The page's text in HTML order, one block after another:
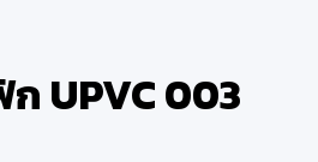
UPVC 003